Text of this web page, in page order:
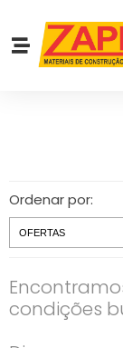
Ordenar por:
condições